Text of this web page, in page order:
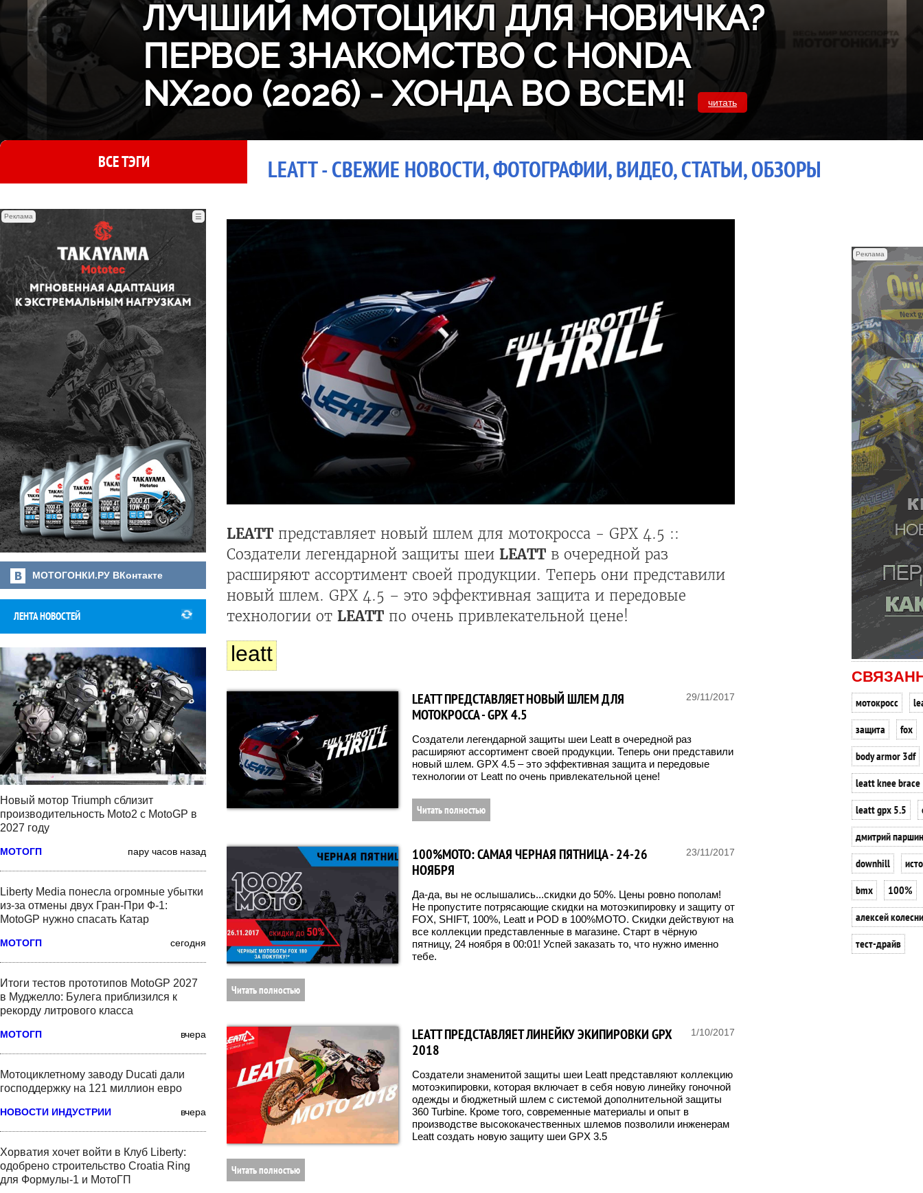
ЛУЧШИЙ МОТОЦИКЛ ДЛЯ НОВИЧКА?
ПЕРВОЕ ЗНАКОМСТВО С HONDA
NX200 (2026) - ХОНДА ВО ВСЕМ!
читать
ВСЕ ТЭГИ LEATT - СВЕЖИЕ НОВОСТИ, ФОТОГРАФИИ, ВИДЕО, СТАТЬИ, ОБЗОРЫ
Реклама ☰
МОТОГОНКИ.РУ ВКонтакте
ЛЕНТА НОВОСТЕЙ
Новый мотор Triumph сблизит
производительность Moto2 с MotoGP в
2027 году
МОТОГП пару часов назад
Liberty Media понесла огромные убытки
из-за отмены двух Гран-При Ф-1:
MotoGP нужно спасать Катар
МОТОГП сегодня
Итоги тестов прототипов MotoGP 2027
в Муджелло: Булега приблизился к
рекорду литрового класса
МОТОГП вчера
Мотоциклетному заводу Ducati дали
господдержку на 121 миллион евро
НОВОСТИ ИНДУСТРИИ вчера
Хорватия хочет войти в Клуб Liberty:
одобрено строительство Croatia Ring
для Формулы-1 и МотоГП
LEATT представляет новый шлем для мотокросса - GPX 4.5 ::
Создатели легендарной защиты шеи LEATT в очередной раз
расширяют ассортимент своей продукции. Теперь они представили
новый шлем. GPX 4.5 – это эффективная защита и передовые
технологии от LEATT по очень привлекательной цене!
leatt
29/11/2017
LEATT ПРЕДСТАВЛЯЕТ НОВЫЙ ШЛЕМ ДЛЯ
МОТОКРОССА - GPX 4.5
Создатели легендарной защиты шеи Leatt в очередной раз
расширяют ассортимент своей продукции. Теперь они представили
новый шлем. GPX 4.5 – это эффективная защита и передовые
технологии от Leatt по очень привлекательной цене!
Читать полностью
23/11/2017
100%MOTO: САМАЯ ЧЕРНАЯ ПЯТНИЦА - 24-26
НОЯБРЯ
Да-да, вы не ослышались...скидки до 50%. Цены ровно пополам!
Не пропустите потрясающие скидки на мотоэкипировку и защиту от
FOX, SHIFT, 100%, Leatt и POD в 100%МОТО. Скидки действуют на
все коллекции представленные в магазине. Старт в чёрную
пятницу, 24 ноября в 00:01! Успей заказать то, что нужно именно
тебе.
Читать полностью
1/10/2017
LEATT ПРЕДСТАВЛЯЕТ ЛИНЕЙКУ ЭКИПИРОВКИ GPX
2018
Создатели знаменитой защиты шеи Leatt представляют коллекцию
мотоэкипировки, которая включает в себя новую линейку гоночной
одежды и бюджетный шлем с системой дополнительной защиты
360 Turbine. Кроме того, современные материалы и опыт в
производстве высококачественных шлемов позволили инженерам
Leatt создать новую защиту шеи GPX 3.5
Читать полностью
Реклама
мотокросс
защита
fox
body armor 3df
leatt knee brace
leatt gpx 5.5
дмитрий паршин
downhill
bmx
100%
алексей
тест-драйв